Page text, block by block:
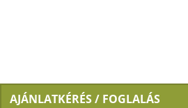
AJÁNLATKÉRÉS / FOGLALÁS